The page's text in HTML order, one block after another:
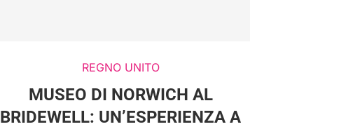
REGNO UNITO
MUSEO DI NORWICH AL
BRIDEWELL: UN’ESPERIENZA A